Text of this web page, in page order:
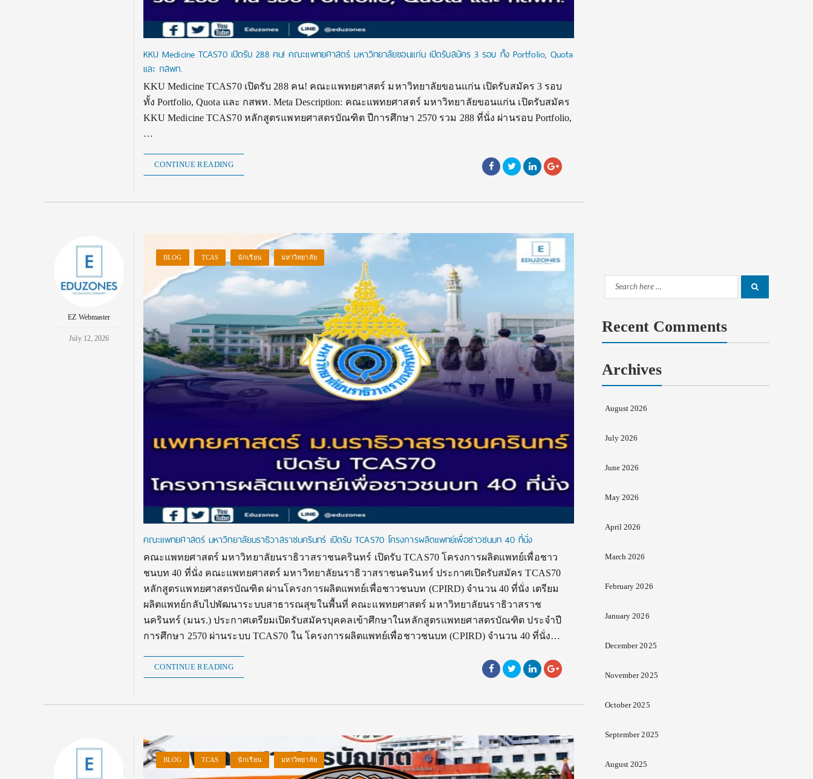
KKU Medicine TCAS70 เปิดรับ 288 คน! คณะแพทยศาสตร์ มหาวิทยาลัยขอนแก่น เปิดรับสมัคร 3 รอบ ทั้ง Portfolio, Quota
และ กสพท.
KKU Medicine TCAS70 เปิดรับ 288 คน! คณะแพทยศาสตร์ มหาวิทยาลัยขอนแก่น เปิดรับสมัคร 3 รอบ
ทั้ง Portfolio, Quota และ กสพท. Meta Description: คณะแพทยศาสตร์ มหาวิทยาลัยขอนแก่น เปิดรับสมัคร
KKU Medicine TCAS70 หลักสูตรแพทยศาสตรบัณฑิต ปีการศึกษา 2570 รวม 288 ที่นั่ง ผ่านรอบ Portfolio,
…
CONTINUE READING
EZ Webmaster
July 12, 2026
BLOG TCAS นักเรียน มหาวิทยาลัย
คณะแพทยศาสตร์ มหาวิทยาลัยนราธิวาสราชนครินทร์ เปิดรับ TCAS70 โครงการผลิตแพทย์เพื่อชาวชนบท 40 ที่นั่ง
คณะแพทยศาสตร์ มหาวิทยาลัยนราธิวาสราชนครินทร์ เปิดรับ TCAS70 โครงการผลิตแพทย์เพื่อชาว
ชนบท 40 ที่นั่ง คณะแพทยศาสตร์ มหาวิทยาลัยนราธิวาสราชนครินทร์ ประกาศเปิดรับสมัคร TCAS70
หลักสูตรแพทยศาสตรบัณฑิต ผ่านโครงการผลิตแพทย์เพื่อชาวชนบท (CPIRD) จำนวน 40 ที่นั่ง เตรียม
ผลิตแพทย์กลับไปพัฒนาระบบสาธารณสุขในพื้นที่ คณะแพทยศาสตร์ มหาวิทยาลัยนราธิวาสราช
นครินทร์ (มนร.) ประกาศเตรียมเปิดรับสมัครบุคคลเข้าศึกษาในหลักสูตรแพทยศาสตรบัณฑิต ประจำปี
การศึกษา 2570 ผ่านระบบ TCAS70 ใน โครงการผลิตแพทย์เพื่อชาวชนบท (CPIRD) จำนวน 40 ที่นั่ง…
CONTINUE READING
BLOG TCAS นักเรียน มหาวิทยาลัย
Search
Recent Comments
Archives
August 2026
July 2026
June 2026
May 2026
April 2026
March 2026
February 2026
January 2026
December 2025
November 2025
October 2025
September 2025
August 2025